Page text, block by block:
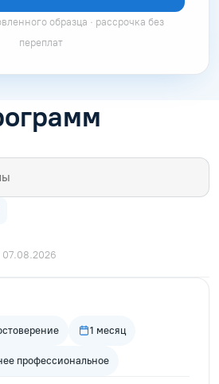
образца · рассрочка без
переплат
07.08.2026
1 месяц
профессиональное